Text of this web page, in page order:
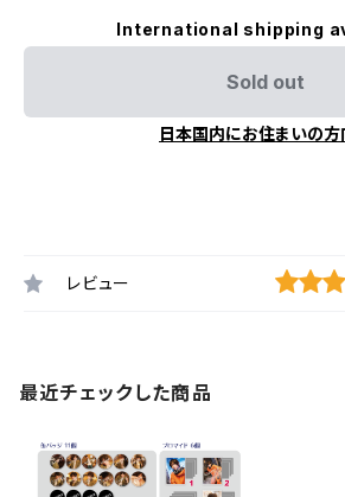
International shipping
Sold out
日本国内にお住まいの方
レビュー
最近チェックした商品